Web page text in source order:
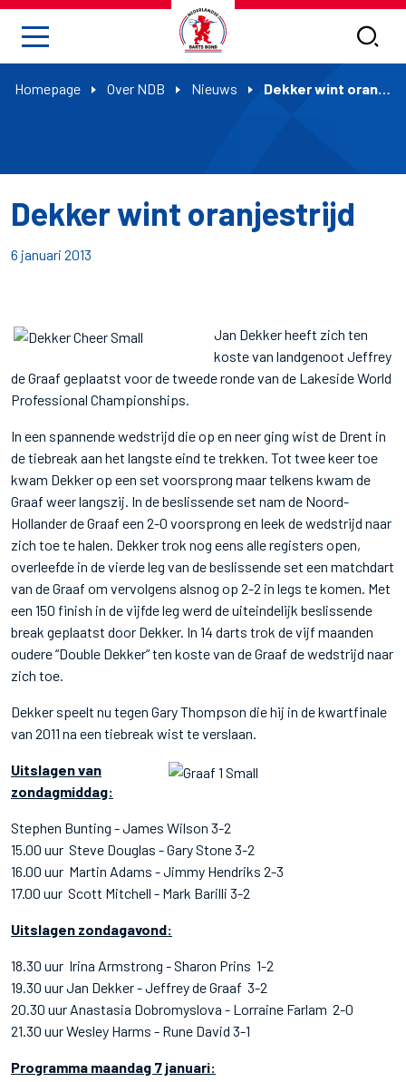
Homepage Over NDB Nieuws Dekker wint oranjestrijd
Dekker wint oranjestrijd
6 januari 2013
Jan Dekker heeft zich ten
koste van landgenoot Jeffrey
de Graaf geplaatst voor de tweede ronde van de Lakeside World
Professional Championships.
In een spannende wedstrijd die op en neer ging wist de Drent in
de tiebreak aan het langste eind te trekken. Tot twee keer toe
kwam Dekker op een set voorsprong maar telkens kwam de
Graaf weer langszij. In de beslissende set nam de Noord-
Hollander de Graaf een 2-0 voorsprong en leek de wedstrijd naar
zich toe te halen. Dekker trok nog eens alle registers open,
overleefde in de vierde leg van de beslissende set een matchdart
van de Graaf om vervolgens alsnog op 2-2 in legs te komen. Met
een 150 finish in de vijfde leg werd de uiteindelijk beslissende
break geplaatst door Dekker. In 14 darts trok de vijf maanden
oudere “Double Dekker“ ten koste van de Graaf de wedstrijd naar
zich toe.
Dekker speelt nu tegen Gary Thompson die hij in de kwartfinale
van 2011 na een tiebreak wist te verslaan.
Uitslagen van
zondagmiddag:
Stephen Bunting - James Wilson 3-2
15.00 uur Steve Douglas - Gary Stone 3-2
16.00 uur Martin Adams - Jimmy Hendriks 2-3
17.00 uur Scott Mitchell - Mark Barilli 3-2
Uitslagen zondagavond:
18.30 uur Irina Armstrong - Sharon Prins 1-2
19.30 uur Jan Dekker - Jeffrey de Graaf 3-2
20.30 uur Anastasia Dobromyslova - Lorraine Farlam 2-0
21.30 uur Wesley Harms - Rune David 3-1
Programma maandag 7 januari: